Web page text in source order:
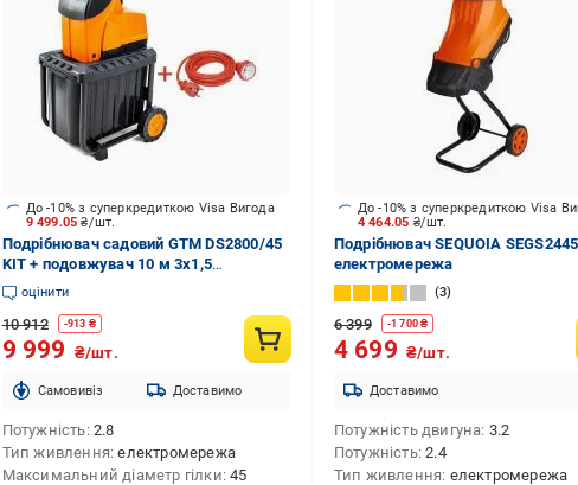
9 499.05₴/шт.
До -10% з суперкредиткою Visa Вигода
Подрібнювач садовий GTM DS2800/45
KIT + подовжувач 10 м 3x1,5
електромережа
оцінити
10 912 -913 ₴
9 999 ₴/шт.
Cамовивіз Доставимо
Потужність 2.8
Тип живлення електромережа
Максимальний діаметр гілки 45
4 464.05 ₴/шт.
До -10% з суперкредиткою Visa
Подрібнювач SEQUOIA SEGS2445
електромережа
3
6 399 -1 700₴
4 699 ₴/шт.
Доставимо
Потужність двигуна 3.2
Потужність 2.4
Тип живлення електромережа